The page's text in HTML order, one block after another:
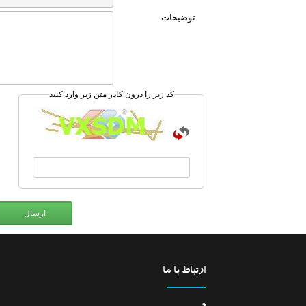
توضیحات
کد زیر را درون کادر متن زیر وارد کنید
ارتباط با ما